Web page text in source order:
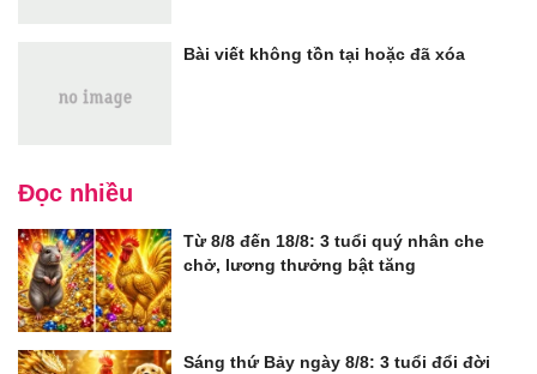
Bài viết không tồn tại hoặc đã xóa
Đọc nhiều
Từ 8/8 đến 18/8: 3 tuổi quý nhân che
chở, lương thưởng bật tăng
Sáng thứ Bảy ngày 8/8: 3 tuổi đổi đời